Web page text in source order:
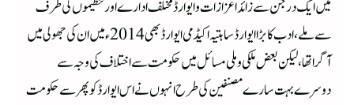
میں ایک درجن سے زائد اعزازات وایوارڈ مختلف ادارے اور تنظیموں کی طرف
سے ملے، ادب کا بڑا ایوارڈ ساہتیہ اکیڈمی ایوارڈ بھی 2014ء میں ان کی جھولی میں
آگرا تھا، لیکن بعض ملکی وملی مسائل میں حکومت سے اختلاف کی وجہ سے
دوسرے بہت سارے مصنفین کی طرح انہوں نے اس ایوارڈ کو پھر سے حکومت